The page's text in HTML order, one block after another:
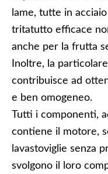
lame, tutte in
tritatutto efficace
anche per la frutta
Inoltre, la
contribuisce ad
e ben omogeneo.
Tutti i componenti,
contiene il motore,
lavastoviglie senza
svolgono il loro